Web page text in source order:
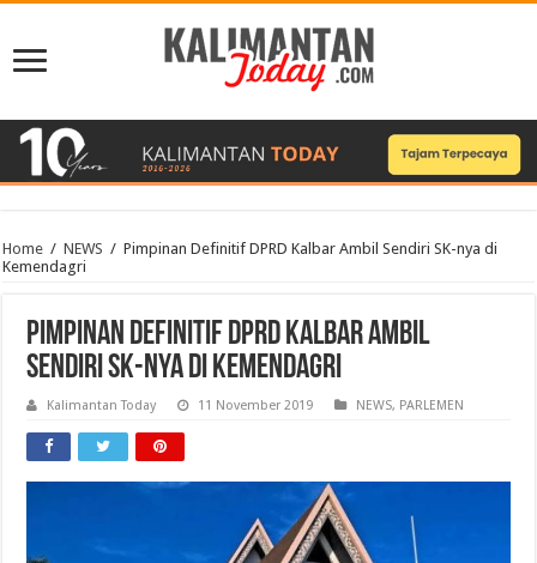
Home / NEWS / Pimpinan Definitif DPRD Kalbar Ambil Sendiri SK-nya di
Kemendagri
Pimpinan Definitif DPRD Kalbar Ambil
Sendiri SK-nya di Kemendagri
Kalimantan Today 11 November 2019 NEWS, PARLEMEN